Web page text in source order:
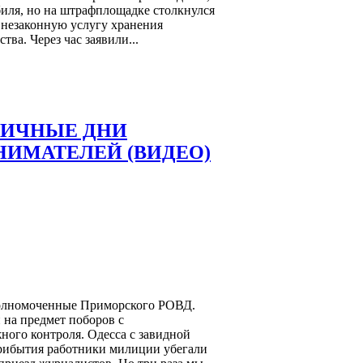
но на штрафплощадке столкнулся
услугу хранения
Через час заявили...
ДНИ
(ВИДЕО)
Приморского РОВД.
предмет поборов с
контроля. Одесса с завидной
работники милиции убегали